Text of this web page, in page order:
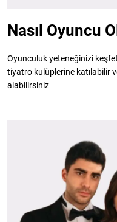
Nasıl Oyuncu
Oyunculuk yeteneğinizi
tiyatro kulüplerine katılabilir
alabilirsiniz